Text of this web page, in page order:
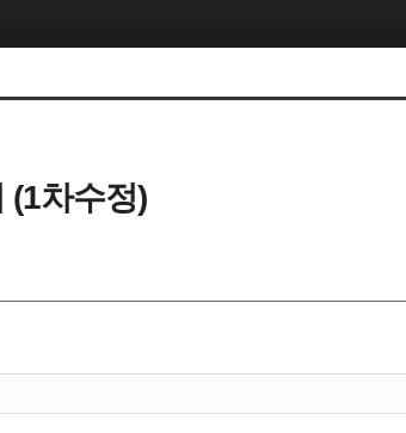
(1차수정)